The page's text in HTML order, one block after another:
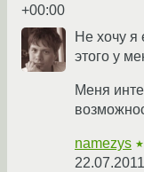
+00:00
Не хочу я
этого у
Меня
namezys